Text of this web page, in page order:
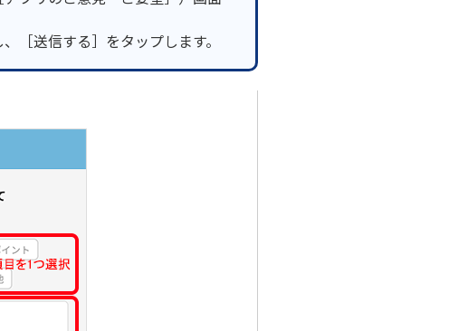
［送信する］をタップします。